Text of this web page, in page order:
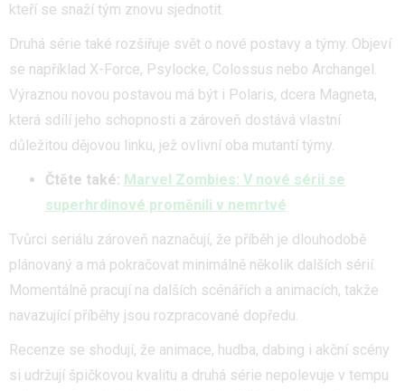
kteří se snaží tým znovu sjednotit.
Druhá série také rozšiřuje svět o nové postavy a týmy. Objeví
se například X-Force, Psylocke, Colossus nebo Archangel.
Výraznou novou postavou má být i Polaris, dcera Magneta,
která sdílí jeho schopnosti a zároveň dostává vlastní
důležitou dějovou linku, jež ovlivní oba mutantí týmy.
Čtěte také: Marvel Zombies: V nové sérii se
superhrdinové proměnili v nemrtvé
Tvůrci seriálu zároveň naznačují, že příběh je dlouhodobě
plánovaný a má pokračovat minimálně několik dalších sérií.
Momentálně pracují na dalších scénářích a animacích, takže
navazující příběhy jsou rozpracované dopředu.
Recenze se shodují, že animace, hudba, dabing i akční scény
si udržují špičkovou kvalitu a druhá série nepolevuje v tempu